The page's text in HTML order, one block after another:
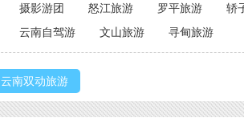
摄影游团 怒江旅游 罗平旅游
轿
云南自驾游
文山旅游 寻甸旅游
云南双动旅游